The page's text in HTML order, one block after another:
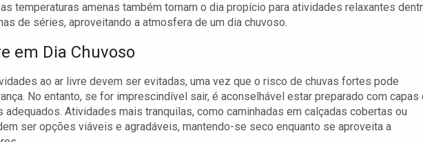
temperaturas amenas também tornam o dia propício para atividades relaxantes
de séries, aproveitando a atmosfera de um dia chuvoso.
em Dia Chuvoso
ao ar livre devem ser evitadas, uma vez que o risco de chuvas fortes pode
No entanto, se for imprescindível sair, é aconselhável estar preparado com capas
adequados. Atividades mais tranquilas, como caminhadas em calçadas cobertas ou
ser opções viáveis e agradáveis, mantendo-se seco enquanto se aproveita a